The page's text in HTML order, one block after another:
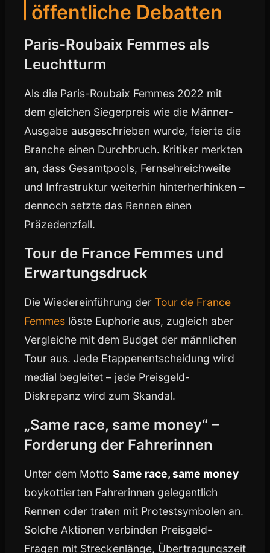
öffentliche Debatten
Paris-Roubaix Femmes als
Leuchtturm
Als die Paris-Roubaix Femmes 2022 mit
dem gleichen Siegerpreis wie die Männer-
Ausgabe ausgeschrieben wurde, feierte die
Branche einen Durchbruch. Kritiker merkten
an, dass Gesamtpools, Fernsehreichweite
und Infrastruktur weiterhin hinterherhinken –
dennoch setzte das Rennen einen
Präzedenzfall.
Tour de France Femmes und
Erwartungsdruck
Die Wiedereinführung der Tour de France
Femmes löste Euphorie aus, zugleich aber
Vergleiche mit dem Budget der männlichen
Tour aus. Jede Etappenentscheidung wird
medial begleitet – jede Preisgeld-
Diskrepanz wird zum Skandal.
„Same race, same money“ –
Forderung der Fahrerinnen
Unter dem Motto Same race, same money
boykottierten Fahrerinnen gelegentlich
Rennen oder traten mit Protestsymbolen an.
Solche Aktionen verbinden Preisgeld-
Fragen mit Streckenlänge, Übertragungszeit